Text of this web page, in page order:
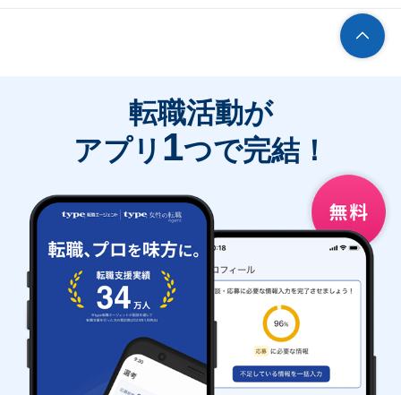
転職活動が
アプリ 1つで完結！